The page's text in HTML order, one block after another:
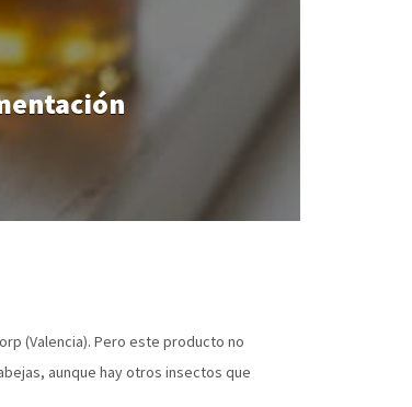
(Valencia). Pero este producto no
aunque hay otros insectos que